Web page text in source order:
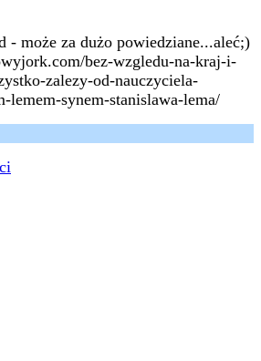
- może za dużo powiedziane...aleć;)
bez-wzgledu-na-kraj-i-
zalezy-od-nauczyciela-
lemem-synem-stanislawa-lema/